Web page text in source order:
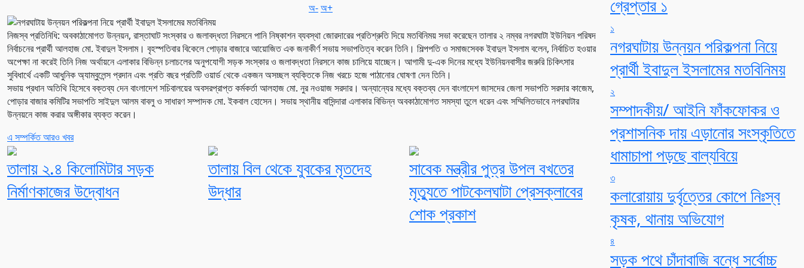
অ-অ+
নিজস্ব প্রতিনিধি: অবকাঠামোগত উন্নয়ন, রাস্তাঘাট সংস্কার ও জলাবদ্ধতা নিরসনে পানি নিষ্কাশন ব্যবস্থা জোরদারের প্রতিশ্রুতি দিয়ে মতবিনিময় সভা করেছেন তালার ২ নম্বর নগরঘাটা ইউনিয়ন পরিষদ
নির্বাচনের প্রার্থী আলহাজ মো. ইবাদুল ইসলাম। বৃহস্পতিবার বিকেলে পোড়ার বাজারে আয়োজিত এক জনাকীর্ণ সভায় সভাপতিত্ব করেন তিনি। শিল্পপতি ও সমাজসেবক ইবাদুল ইসলাম বলেন, নির্বাচিত হওয়ার
অপেক্ষা না করেই তিনি নিজ অর্থায়নে এলাকার বিভিন্ন চলাচলের অনুপযোগী সড়ক সংস্কার ও জলাবদ্ধতা নিরসনে কাজ চালিয়ে যাচ্ছেন। আগামী দু-এক দিনের মধ্যে ইউনিয়নবাসীর জরুরি চিকিৎসার
সুবিধার্থে একটি আধুনিক অ্যাম্বুলেন্স প্রদান এবং প্রতি বছর প্রতিটি ওয়ার্ড থেকে একজন অসচ্ছল ব্যক্তিকে নিজ খরচে হজে পাঠানোর ঘোষণা দেন তিনি।
সভায় প্রধান অতিথি হিসেবে বক্তব্য দেন বাংলাদেশ সচিবালয়ের অবসরপ্রাপ্ত কর্মকর্তা আলহাজ মো. নুর নওয়াজ সরদার। অন্যান্যের মধ্যে বক্তব্য দেন বাংলাদেশ জাসদের জেলা সভাপতি সরদার কাজেম,
পোড়ার বাজার কমিটির সভাপতি সাইদুল আলম বাবলু ও সাধারণ সম্পাদক মো. ইকবাল হোসেন। সভায় স্থানীয় বাসিন্দারা এলাকার বিভিন্ন অবকাঠামোগত সমস্যা তুলে ধরেন এবং সম্মিলিতভাবে নগরঘাটার
উন্নয়নে কাজ করার অঙ্গীকার ব্যক্ত করেন।
এ সম্পর্কিত আরও খবর
তালায় ২.৪ কিলোমিটার সড়ক
নির্মাণকাজের উদ্বোধন
তালায় বিল থেকে যুবকের মৃতদেহ
উদ্ধার
সাবেক মন্ত্রীর পুত্র উপল বখতের
মৃত্যুতে পাটকেলঘাটা প্রেসক্লাবের
শোক প্রকাশ
গ্রেপ্তার ১
১
নগরঘাটায় উন্নয়ন পরিকল্পনা নিয়ে
প্রার্থী ইবাদুল ইসলামের মতবিনিময়
২
সম্পাদকীয়/ আইনি ফাঁকফোকর ও
প্রশাসনিক দায় এড়ানোর সংস্কৃতিতে
ধামাচাপা পড়ছে বাল্যবিয়ে
৩
কলারোয়ায় দুর্বৃত্তের কোপে নিঃস্ব
কৃষক, থানায় অভিযোগ
৪
সড়ক পথে চাঁদাবাজি বন্ধে সর্বোচ্চ